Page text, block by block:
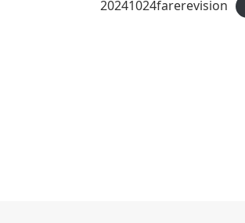
20241024farerevision